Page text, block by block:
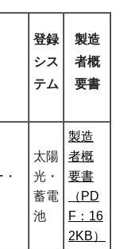
登録
シス
テム
製造
者概
要書
太陽
光・
蓄電
池
製造
者概
要書
（PD
F：16
2KB）